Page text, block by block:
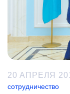
20 АПРЕЛЯ
сотрудничество